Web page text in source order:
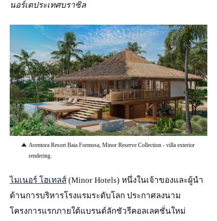
นอร์เตประเทศบราซิล
JPG
Aventora Resort Baia Formosa, Minor Reserve Collection - villa exterior
rendering.
ไมเนอร์ โฮเทลส์ (Minor Hotels) หนึ่งในเจ้าของและผู้นำ
ด้านการบริหารโรงแรมระดับโลก ประกาศลงนาม
โครงการแรกภายใต้แบรนด์ลักชัวรีคอลเลคชั่นใหม่